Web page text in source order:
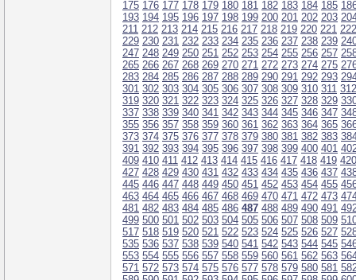
175 176 177 178 179 180 181 182 183 184 185
193 194 195 196 197 198 199 200 201 202 203
211 212 213 214 215 216 217 218 219 220 221 222
229 230 231 232 233 234 235 236 237 238 239
247 248 249 250 251 252 253 254 255 256 257
265 266 267 268 269 270 271 272 273 274 275
283 284 285 286 287 288 289 290 291 292 293
301 302 303 304 305 306 307 308 309 310 311 312
319 320 321 322 323 324 325 326 327 328 329
337 338 339 340 341 342 343 344 345 346 347
355 356 357 358 359 360 361 362 363 364 365
373 374 375 376 377 378 379 380 381 382 383
391 392 393 394 395 396 397 398 399 400 401
409 410 411 412 413 414 415 416 417 418 419 420
427 428 429 430 431 432 433 434 435 436 437
445 446 447 448 449 450 451 452 453 454 455
463 464 465 466 467 468 469 470 471 472 473
481 482 483 484 485 486 487 488 489 490 491
499 500 501 502 503 504 505 506 507 508 509
517 518 519 520 521 522 523 524 525 526 527
535 536 537 538 539 540 541 542 543 544 545
553 554 555 556 557 558 559 560 561 562 563
571 572 573 574 575 576 577 578 579 580 581